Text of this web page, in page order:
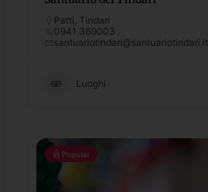
Patti Tindari
0941 369003
santuariotindari@santuariotindari.it
Luoghi
Popular